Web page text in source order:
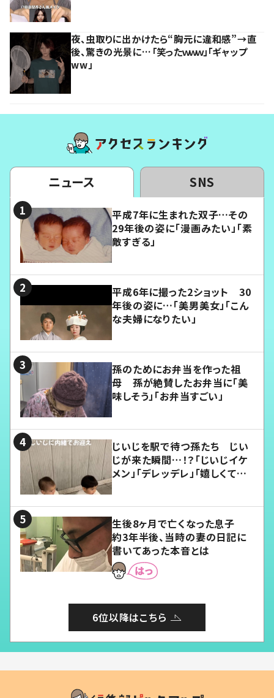
夜、虫取りに出かけたら“胸元に違和感”→直
後、驚きの光景に…「笑ったｗｗｗ」「ギャップ
ww」
ニュース SNS
平成7年に生まれた双子…その
29年後の姿に「漫画みたい」「素
敵すぎる」
平成6年に撮った2ショット 30
年後の姿に…「美男美女」「こん
な夫婦になりたい」
孫のためにお弁当を作った祖
母 孫が絶賛したお弁当に「美
味しそう」「お弁当すごい」
じいじを駅で待つ孫たち じい
じが来た瞬間…！？「じいじイケ
メン」「デレッデレ」「嬉しくて可
生後8ヶ月で亡くなった息子
約3年半後、当時の妻の日記に
書いてあった本音とは
6位以降はこちら